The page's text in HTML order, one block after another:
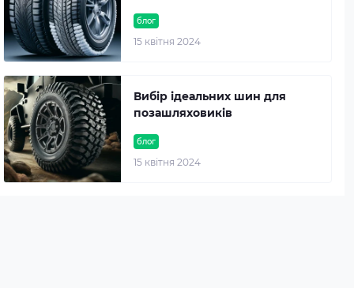
блог
15 квітня 2024
блог
15 квітня 2024
Вибір ідеальних шин для
позашляховиків